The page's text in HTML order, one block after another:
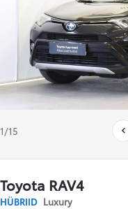
1/15
Toyota RAV4
HÜBRIID Luxury